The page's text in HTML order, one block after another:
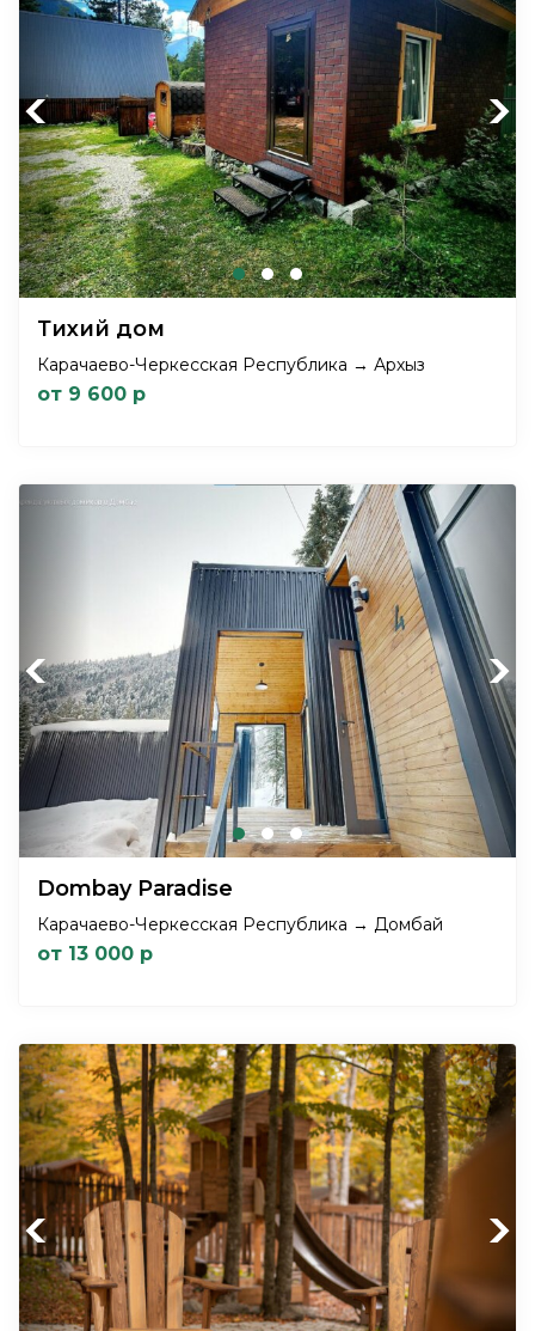
Previous Next
Тихий дом
Карачаево-Черкесская Республика → Архыз
от 9 600 р
Previous Next
Dombay Paradise
Карачаево-Черкесская Республика → Домбай
от 13 000 р
Previous Next